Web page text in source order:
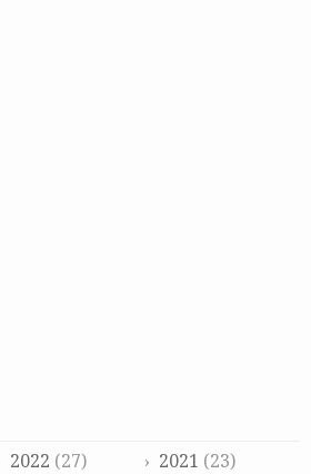
2022 (27) 2021 (23)